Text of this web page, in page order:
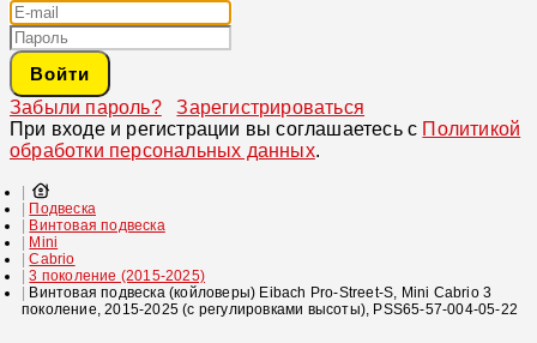
Войти
Забыли пароль?
Зарегистрироваться
При входе и регистрации вы соглашаетесь с Политикой
обработки персональных данных.
Подвеска
Винтовая подвеска
Mini
Cabrio
3 поколение (2015-2025)
Винтовая подвеска (койловеры) Eibach Pro-Street-S, Mini Cabrio 3
поколение, 2015-2025 (с регулировками высоты), PSS65-57-004-05-22